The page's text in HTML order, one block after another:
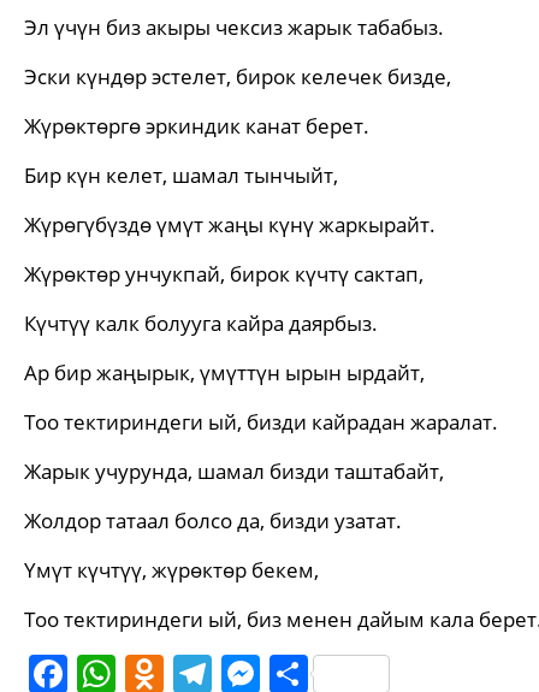
Эл үчүн биз акыры чексиз жарык табабыз.
Эски күндөр эстелет, бирок келечек бизде,
Жүрөктөргө эркиндик канат берет.
Бир күн келет, шамал тынчыйт,
Жүрөгүбүздө үмүт жаңы күнү жаркырайт.
Жүрөктөр унчукпай, бирок күчтү сактап,
Күчтүү калк болууга кайра даярбыз.
Ар бир жаңырык, үмүттүн ырын ырдайт,
Тоо тектириндеги ый, бизди кайрадан жаралат.
Жарык учурунда, шамал бизди таштабайт,
Жолдор татаал болсо да, бизди узатат.
Үмүт күчтүү, жүрөктөр бекем,
Тоо тектириндеги ый, биз менен дайым кала
Facebook
WhatsApp
Odnoklassniki
Telegram
Messenger
Share